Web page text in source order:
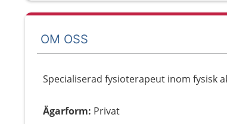
OM OSS
Specialiserad fysioterapeut inom fysisk
Ägarform: Privat